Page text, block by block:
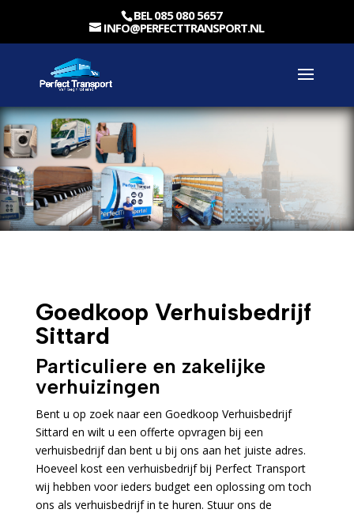
BEL 085 080 5657
INFO@PERFECTTRANSPORT.NL
Goedkoop Verhuisbedrijf
Sittard
Particuliere en zakelijke
verhuizingen
Bent u op zoek naar een Goedkoop Verhuisbedrijf
Sittard en wilt u een offerte opvragen bij een
verhuisbedrijf dan bent u bij ons aan het juiste adres.
Hoeveel kost een verhuisbedrijf bij Perfect Transport
wij hebben voor ieders budget een oplossing om toch
ons als verhuisbedrijf in te huren. Stuur ons de